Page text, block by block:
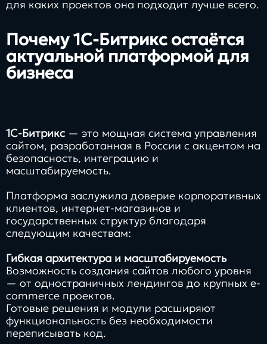
для каких проектов она подходит лучше всего.
Почему 1С-Битрикс остаётся
актуальной платформой для
бизнеса
1С-Битрикс— это мощная система управления
сайтом, разработанная в России с акцентом на
безопасность, интеграцию и
масштабируемость.
Платформа заслужила доверие корпоративных
клиентов, интернет-магазинов и
государственных структур благодаря
следующим качествам:
Гибкая архитектура и масштабируемость
Возможность создания сайтов любого уровня
— от одностраничных лендингов до крупных e-
commerce проектов.
Готовые решения и модули расширяют
функциональность без необходимости
переписывать код.